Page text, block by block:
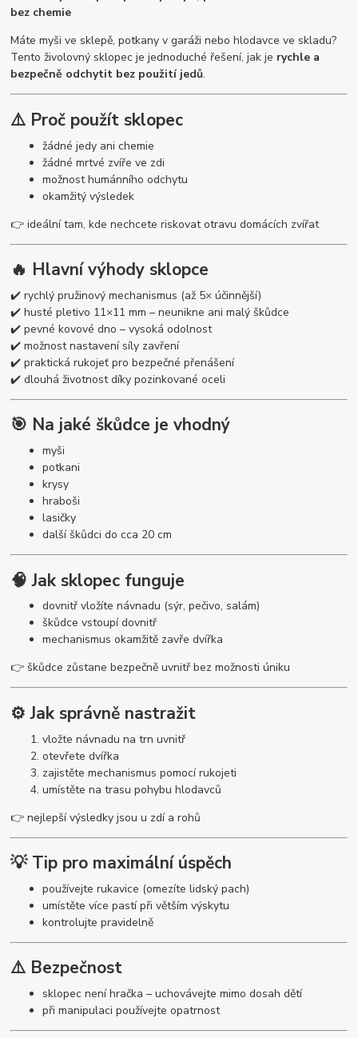
bez chemie
Máte myši ve sklepě, potkany v garáži nebo hlodavce ve skladu?
Tento živolovný sklopec je jednoduché řešení, jak je rychle a
bezpečně odchytit bez použití jedů.
⚠️ Proč použít sklopec
žádné jedy ani chemie
žádné mrtvé zvíře ve zdi
možnost humánního odchytu
okamžitý výsledek
👉 ideální tam, kde nechcete riskovat otravu domácích zvířat
🔥 Hlavní výhody sklopce
✔️ rychlý pružinový mechanismus (až 5× účinnější)
✔️ husté pletivo 11×11 mm – neunikne ani malý škůdce
✔️ pevné kovové dno – vysoká odolnost
✔️ možnost nastavení síly zavření
✔️ praktická rukojeť pro bezpečné přenášení
✔️ dlouhá životnost díky pozinkované oceli
🎯 Na jaké škůdce je vhodný
myši
potkani
krysy
hraboši
lasičky
další škůdci do cca 20 cm
🧠 Jak sklopec funguje
dovnitř vložíte návnadu (sýr, pečivo, salám)
škůdce vstoupí dovnitř
mechanismus okamžitě zavře dvířka
👉 škůdce zůstane bezpečně uvnitř bez možnosti úniku
⚙️ Jak správně nastražit
vložte návnadu na trn uvnitř
otevřete dvířka
zajistěte mechanismus pomocí rukojeti
umístěte na trasu pohybu hlodavců
👉 nejlepší výsledky jsou u zdí a rohů
💡 Tip pro maximální úspěch
používejte rukavice (omezíte lidský pach)
umístěte více pastí při větším výskytu
kontrolujte pravidelně
⚠️ Bezpečnost
sklopec není hračka – uchovávejte mimo dosah dětí
při manipulaci používejte opatrnost